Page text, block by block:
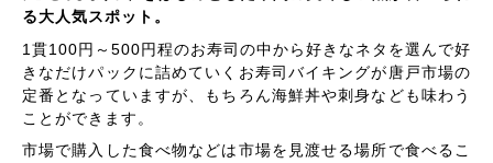
る大人気スポット。
1貫100円～500円程のお寿司の中から好きなネタを選んで好
きなだけパックに詰めていくお寿司バイキングが唐戸市場の
定番となっていますが、もちろん海鮮丼や刺身なども味わう
ことができます。
市場で購入した食べ物などは市場を見渡せる場所で食べるこ